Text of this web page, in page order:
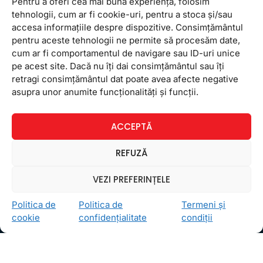
tehnologii, cum ar fi cookie-uri, pentru a stoca și/sau
accesa informațiile despre dispozitive. Consimțământul
pentru aceste tehnologii ne permite să procesăm date,
cum ar fi comportamentul de navigare sau ID-uri unice
pe acest site. Dacă nu îți dai consimțământul sau îți
retragi consimțământul dat poate avea afecte negative
asupra unor anumite funcționalități și funcții.
ACCEPTĂ
REFUZĂ
VEZI PREFERINȚELE
Politica de
cookie
Politica de
confidențialitate
Termeni și
condiții
Ceea ce ne ghidează pe toţi cei din echipa FollowMe
este motto-ulÎnvaţă zâmbind. Vrem să realizăm asta
Locații
FollowMe Vitan